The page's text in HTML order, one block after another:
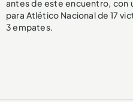
antes de este encuentro, con
para Atlético Nacional de 17
3 empates.